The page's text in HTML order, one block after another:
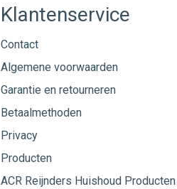
Klantenservice
Contact
Algemene voorwaarden
Garantie en retourneren
Betaalmethoden
Privacy
Producten
ACR Reijnders Huishoud Producten